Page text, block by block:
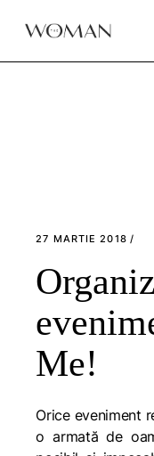
27 MARTIE 2018
Me!
Orice eveniment
o armată de